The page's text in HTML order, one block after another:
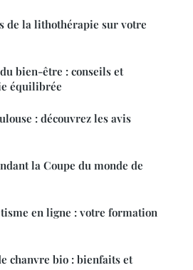
de la lithothérapie sur votre
bien-être : conseils et
équilibrée
: découvrez les avis
la Coupe du monde de
en ligne : votre formation
chanvre bio : bienfaits et